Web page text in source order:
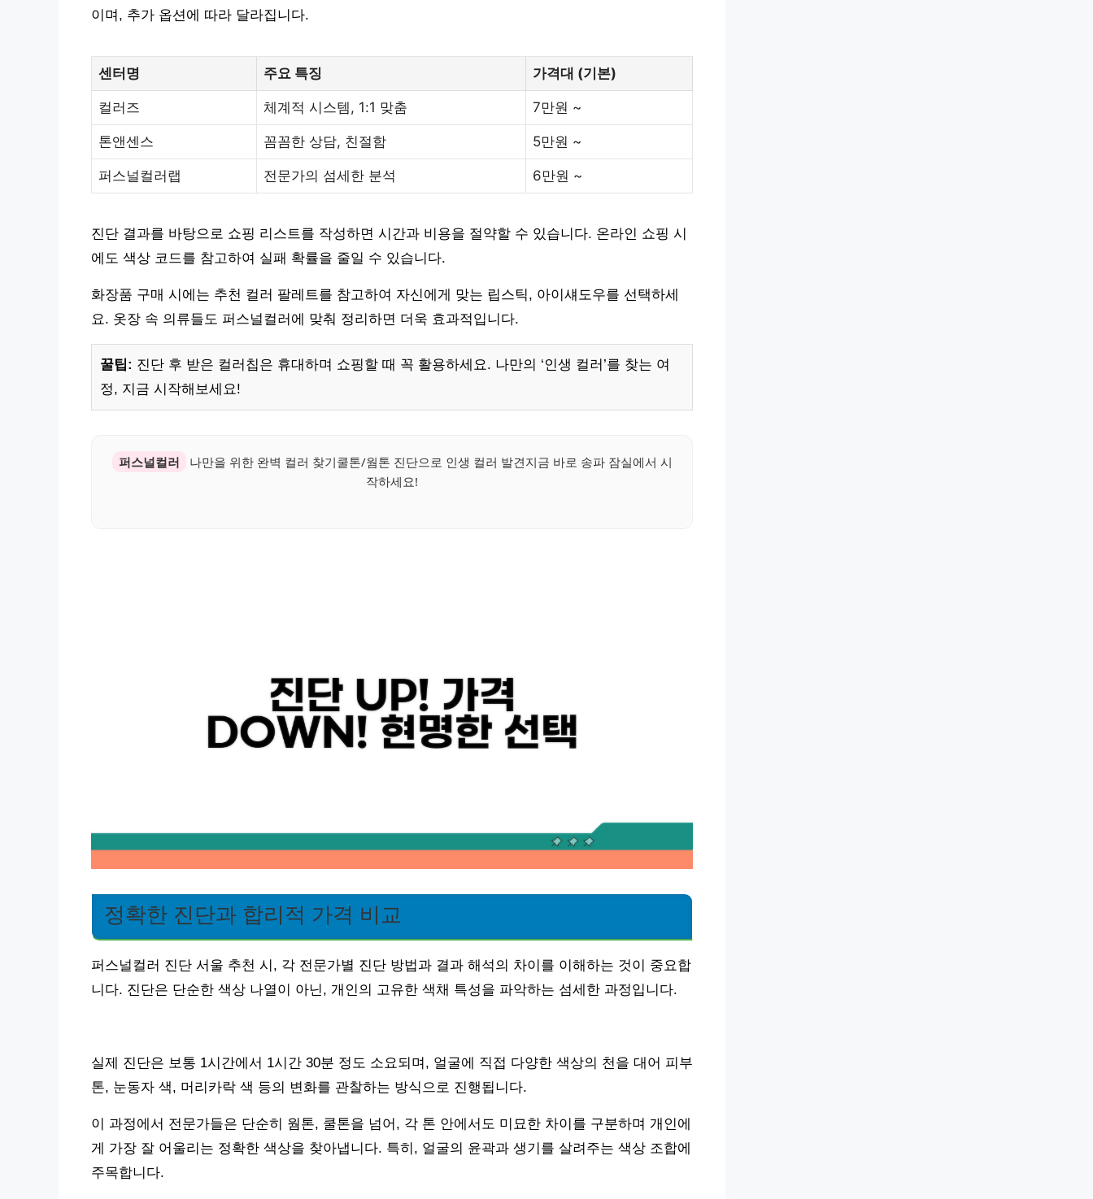
이며, 추가 옵션에 따라 달라집니다.
센터명 주요 특징 가격대 (기본)
컬러즈 체계적 시스템, 1:1 맞춤 7만원 ~
톤앤센스 꼼꼼한 상담, 친절함 5만원 ~
퍼스널컬러랩 전문가의 섬세한 분석 6만원 ~
진단 결과를 바탕으로 쇼핑 리스트를 작성하면 시간과 비용을 절약할 수 있습니다. 온라인 쇼핑 시
에도 색상 코드를 참고하여 실패 확률을 줄일 수 있습니다.
화장품 구매 시에는 추천 컬러 팔레트를 참고하여 자신에게 맞는 립스틱, 아이섀도우를 선택하세
요. 옷장 속 의류들도 퍼스널컬러에 맞춰 정리하면 더욱 효과적입니다.
꿀팁: 진단 후 받은 컬러칩은 휴대하며 쇼핑할 때 꼭 활용하세요. 나만의 ‘인생 컬러’를 찾는 여
정, 지금 시작해보세요!
퍼스널컬러
나만을 위한 완벽 컬러 찾기쿨톤/웜톤 진단으로 인생 컬러 발견지금 바로 송파 잠실에서 시
작하세요!
정확한 진단과 합리적 가격 비교
퍼스널컬러 진단 서울 추천 시, 각 전문가별 진단 방법과 결과 해석의 차이를 이해하는 것이 중요합
니다. 진단은 단순한 색상 나열이 아닌, 개인의 고유한 색채 특성을 파악하는 섬세한 과정입니다.
실제 진단은 보통 1시간에서 1시간 30분 정도 소요되며, 얼굴에 직접 다양한 색상의 천을 대어 피부
톤, 눈동자 색, 머리카락 색 등의 변화를 관찰하는 방식으로 진행됩니다.
이 과정에서 전문가들은 단순히 웜톤, 쿨톤을 넘어, 각 톤 안에서도 미묘한 차이를 구분하며 개인에
게 가장 잘 어울리는 정확한 색상을 찾아냅니다. 특히, 얼굴의 윤곽과 생기를 살려주는 색상 조합에
주목합니다.